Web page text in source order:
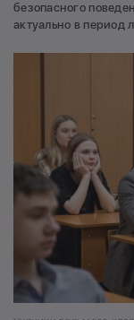
безопасного
актуально в период